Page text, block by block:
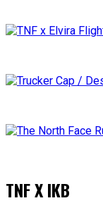
TNF X IKB